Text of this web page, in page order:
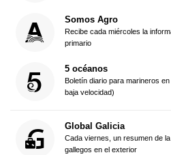
Somos Agro
Recibe cada miércoles la
primario
5 océanos
Boletín diario para marineros
baja velocidad)
Global Galicia
Cada viernes, un resumen de
gallegos en el exterior